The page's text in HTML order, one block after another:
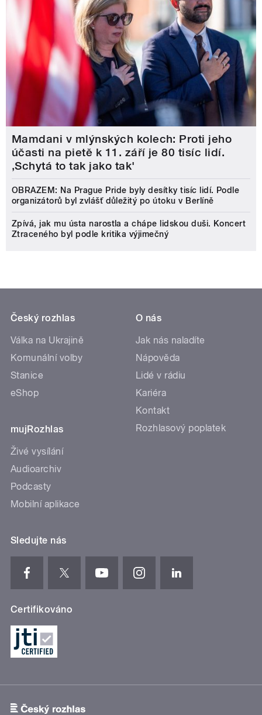
Mamdani v mlýnských kolech: Proti jeho
účasti na pietě k 11. září je 80 tisíc lidí.
‚Schytá to tak jako tak'
OBRAZEM: Na Prague Pride byly desítky tisíc lidí. Podle
organizátorů byl zvlášť důležitý po útoku v Berlíně
Zpívá, jak mu ústa narostla a chápe lidskou duši. Koncert
Ztraceného byl podle kritika výjimečný
Český rozhlas
Válka na Ukrajině
Komunální volby
Stanice
eShop
mujRozhlas
Živé vysílání
Audioarchiv
Podcasty
Mobilní aplikace
O nás
Jak nás naladíte
Nápověda
Lidé v rádiu
Kariéra
Kontakt
Rozhlasový poplatek
Sledujte nás
Certifikováno